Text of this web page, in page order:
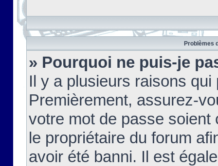
Problèmes
» Pourquoi ne puis-je
Il y a plusieurs raisons
Premièrement, assurez-
votre mot de passe soient
le propriétaire du forum
avoir été banni. Il est